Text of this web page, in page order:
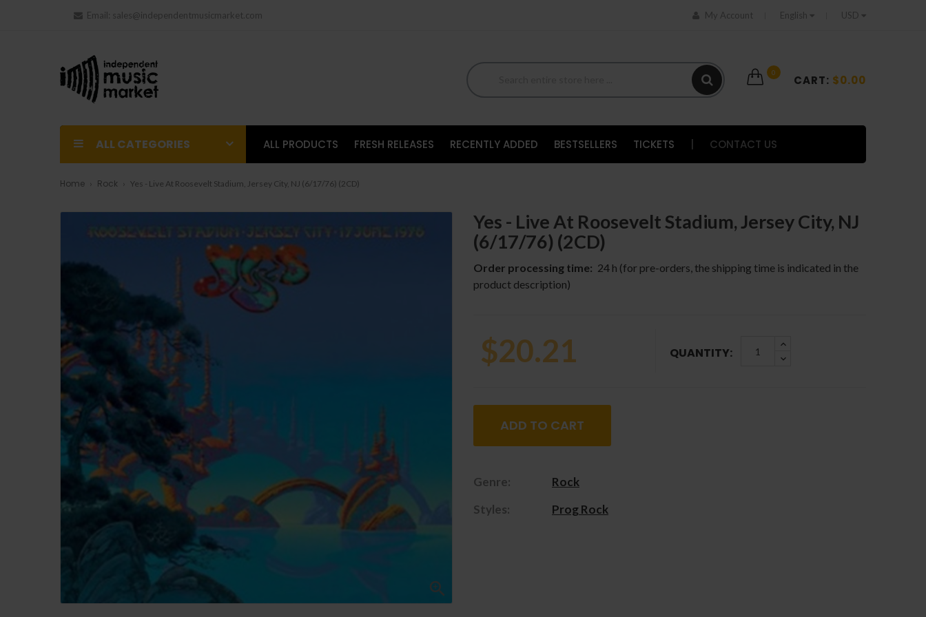
Email: sales@independentmusicmarket.com My Account English USD
0
CART: $0.00
ALL CATEGORIES ALL PRODUCTS FRESH RELEASES RECENTLY ADDED BESTSELLERS TICKETS CONTACT US
Home Rock Yes - Live At Roosevelt Stadium, Jersey City, NJ (6/17/76) (2CD)

Yes - Live At Roosevelt Stadium, Jersey City, NJ
(6/17/76) (2CD)
Order processing time: 24 h (for pre-orders, the shipping time is indicated in the
product description)
$20.21 QUANTITY:
ADD TO CART
Genre:
Rock
Styles:
Prog Rock